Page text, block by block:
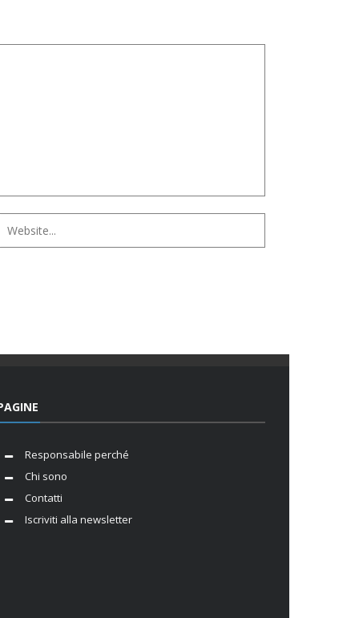
Responsabile perché
Chi sono
Contatti
Iscriviti alla newsletter